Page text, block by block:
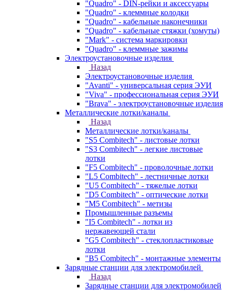
"Quadro" - DIN-рейки и аксессуары
"Quadro" - клеммные колодки
"Quadro" - кабельные наконечники
"Quadro" - кабельные стяжки (хомуты)
"Mark" - система маркировки
"Quadro" - клеммные зажимы
Электроустановочные изделия
Назад
Электроустановочные изделия
"Avanti" - универсальная серия ЭУИ
"Viva" - профессиональная серия ЭУИ
"Brava" - электроустановочные изделия
Металлические лотки/каналы
Назад
Металлические лотки/каналы
"S5 Combitech" - листовые лотки
"S3 Combitech" - легкие листовые
лотки
"F5 Combitech" - проволочные лотки
"L5 Combitech" - лестничные лотки
"U5 Combitech" - тяжелые лотки
"D5 Combitech" - оптические лотки
"M5 Combitech" - метизы
Промышленные разъемы
"I5 Combitech" - лотки из
нержавеющей стали
"G5 Combitech" - стеклопластиковые
лотки
"B5 Combitech" - монтажные элементы
Зарядные станции для электромобилей
Назад
Зарядные станции для электромобилей